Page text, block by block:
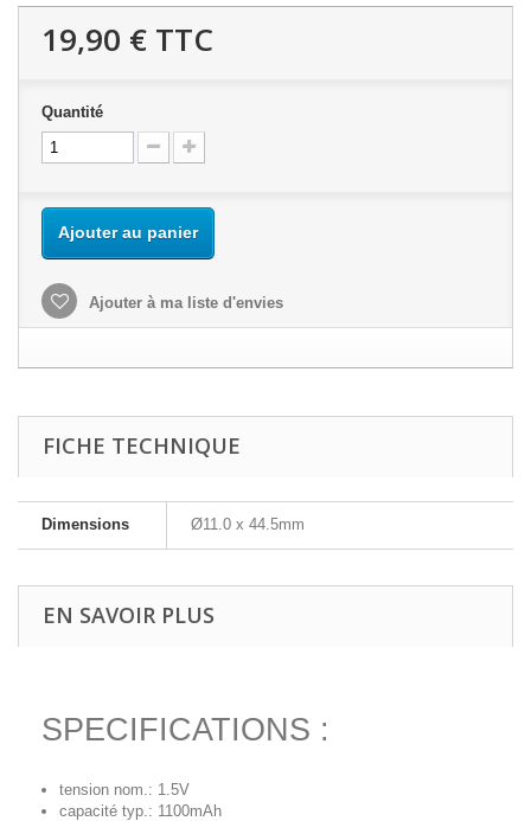
19,90 € TTC
Quantité
Ajouter au panier
Ajouter à ma liste d'envies
FICHE TECHNIQUE
Dimensions Ø11.0 x 44.5mm
EN SAVOIR PLUS
SPECIFICATIONS :
tension nom.: 1.5V
capacité typ.: 1100mAh